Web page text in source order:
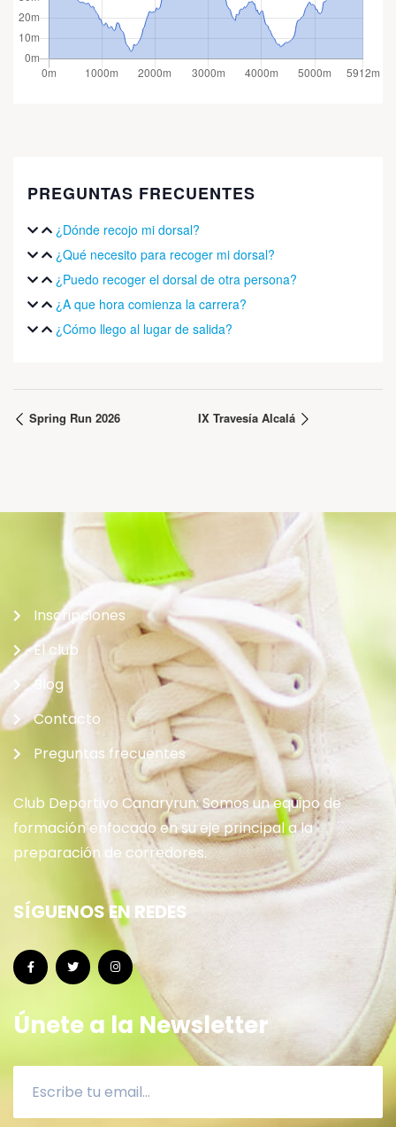
PREGUNTAS FRECUENTES
¿Dónde recojo mi dorsal?
¿Qué necesito para recoger mi dorsal?
¿Puedo recoger el dorsal de otra persona?
¿A que hora comienza la carrera?
¿Cómo llego al lugar de salida?
Spring Run 2026 IX Travesía Alcalá
Inscripciones
El club
Blog
Contacto
Preguntas frecuentes
Club Deportivo Canaryrun: Somos un equipo de
formación enfocado en su eje principal a la
preparación de corredores.
SÍGUENOS EN REDES
Únete a la Newsletter